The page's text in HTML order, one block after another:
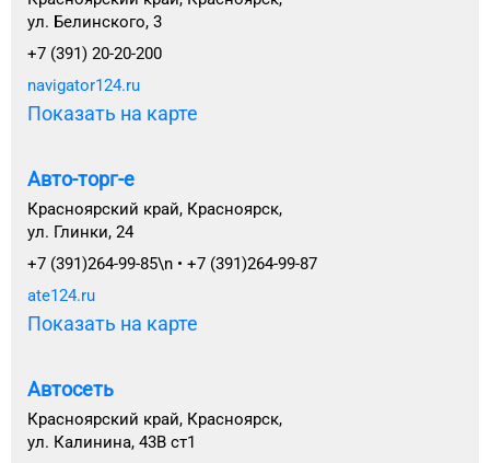
ул. Белинского, 3
+7 (391) 20-20-200
navigator124.ru
Показать на карте
Авто-торг-е
Красноярский край, Красноярск,
ул. Глинки, 24
+7 (391)264-99-85\n • +7 (391)264-99-87
ate124.ru
Показать на карте
Автосеть
Красноярский край, Красноярск,
ул. Калинина, 43В ст1